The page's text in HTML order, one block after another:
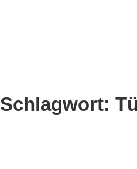
Schlagwort: